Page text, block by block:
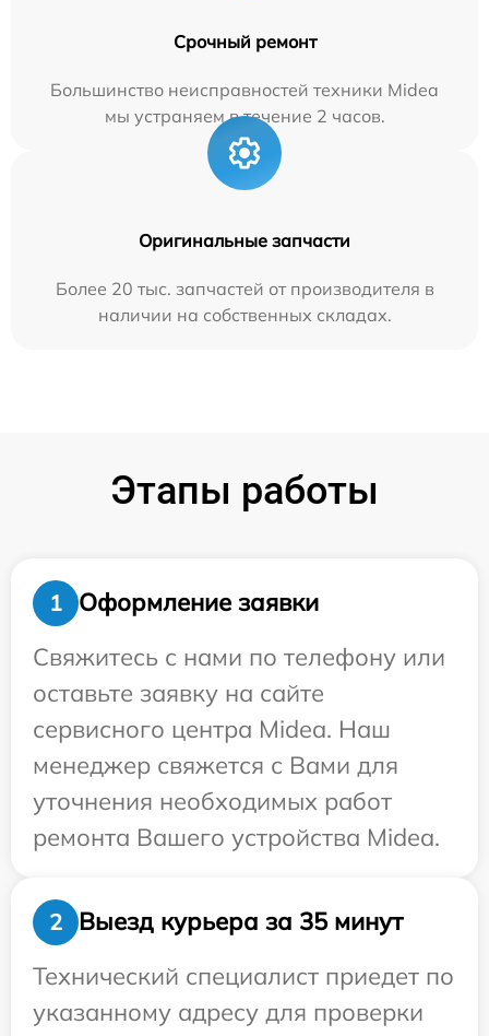
Срочный ремонт
Большинство неисправностей техники Midea
мы устраняем в течение 2 часов.
Оригинальные запчасти
Более 20 тыс. запчастей от производителя в
наличии на собственных складах.
Этапы работы
1
Оформление заявки
Свяжитесь с нами по телефону или
оставьте заявку на сайте
сервисного центра Midea. Наш
менеджер свяжется с Вами для
уточнения необходимых работ
ремонта Вашего устройства Midea.
2
Выезд курьера за 35 минут
Технический специалист приедет по
указанному адресу для проверки